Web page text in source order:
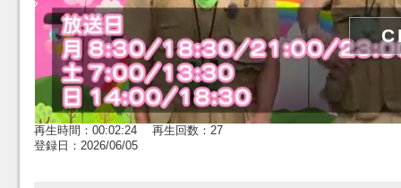
再生時間：00:02:24 再生回数：27
登録日：2026/06/05